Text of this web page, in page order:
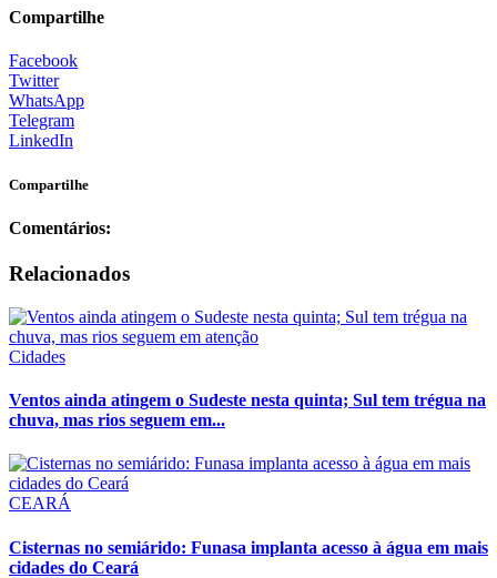
Compartilhe
Facebook
Twitter
WhatsApp
Telegram
LinkedIn
Compartilhe
Comentários:
Relacionados
Cidades
Ventos ainda atingem o Sudeste nesta quinta; Sul tem trégua na
chuva, mas rios seguem em...
CEARÁ
Cisternas no semiárido: Funasa implanta acesso à água em mais
cidades do Ceará